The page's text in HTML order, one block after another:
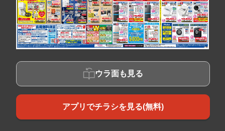
ウラ面も見る
アプリでチラシを見る(無料)